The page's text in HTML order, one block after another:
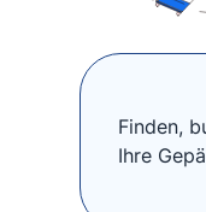
Finden,
Ihre